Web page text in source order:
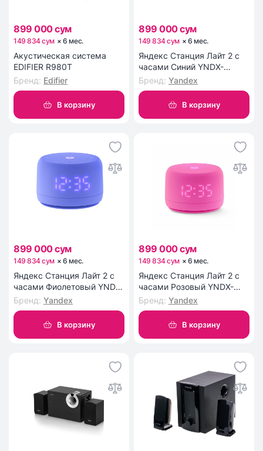
899 000 сум
149 834 сум ×6 мес.
Акустическая система
EDIFIER R980T
Бренд: Edifier
В корзину
899 000 сум
149 834 сум ×6 мес.
Яндекс Станция Лайт 2 с
часами Синий YNDX-
00026BLU
Бренд: Yandex
В корзину
899 000 сум
149 834 сум ×6 мес.
Яндекс Станция Лайт 2 с
часами Фиолетовый YNDX-
00026VIO
Бренд: Yandex
В корзину
899 000 сум
149 834 сум ×6 мес.
Яндекс Станция Лайт 2 с
часами Розовый YNDX-
00026PNK
Бренд: Yandex
В корзину